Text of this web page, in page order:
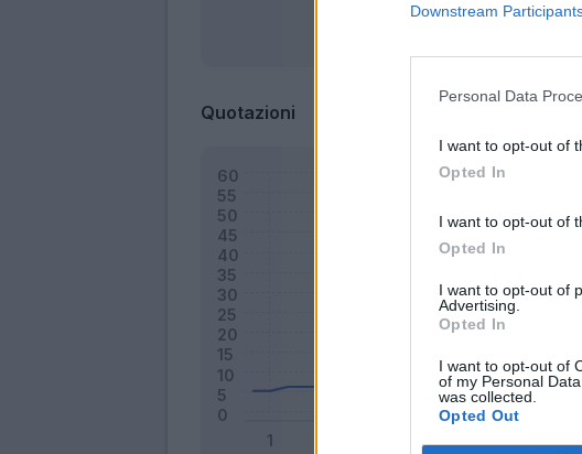
Downstream
Personal Data
I want to opt-out of
Opted In
I want to opt-out of
Opted In
I want to opt-out of
Advertising.
Opted In
I want to opt-out of
of my Personal
was collected.
Opted Out
Quotazioni